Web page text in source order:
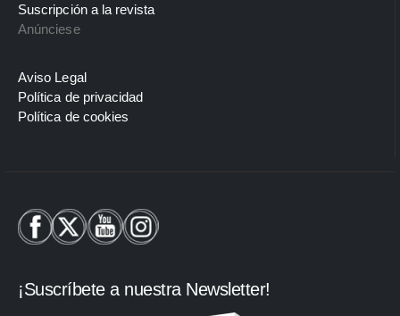
Suscripción a la revista
Anúnciese
Aviso Legal
Política de privacidad
Política de cookies
¡Suscríbete a nuestra Newsletter!